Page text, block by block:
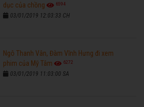
dục của chồng
6594
03/01/2019 12:03:33 CH
Ngô Thanh Vân, Đàm Vĩnh Hưng đi xem
phim của Mỹ Tâm
6272
03/01/2019 11:03:00 SA